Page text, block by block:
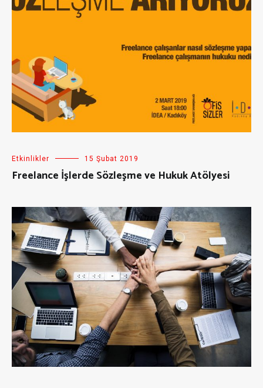
Etkinlikler 15 Şubat 2019
Freelance İşlerde Sözleşme ve Hukuk Atölyesi